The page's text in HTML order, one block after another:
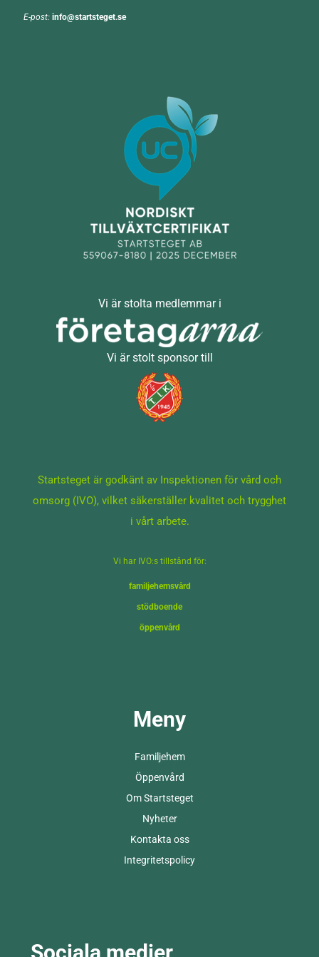
E-post: info@startsteget.se
Vi är stolta medlemmar i
Vi är stolt sponsor till
Startsteget är godkänt av Inspektionen för vård och
omsorg (IVO), vilket säkerställer kvalitet och trygghet
i vårt arbete.
Vi har IVO:s tillstånd för:
familjehemsvård
stödboende
öppenvård
Meny
Familjehem
Öppenvård
Om Startsteget
Nyheter
Kontakta oss
Integritetspolicy